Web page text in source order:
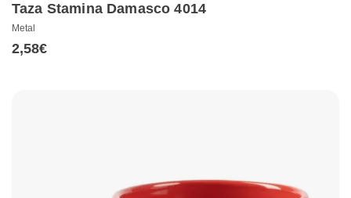
Taza Stamina Damasco 4014
Metal
2,58€